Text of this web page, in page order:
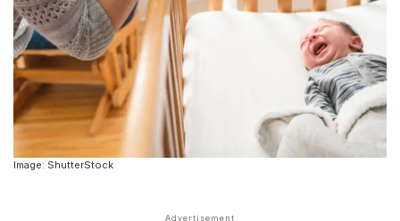
Image: ShutterStock